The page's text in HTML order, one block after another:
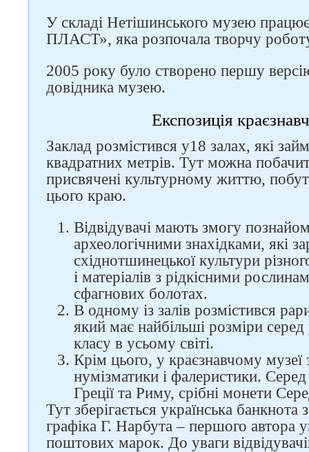
У складі Нетішинського музею
ПЛАСТ», яка розпочала творчу
2005 року було створено першу
довідника музею.
Експозиція
Заклад розмістився у18 залах, які
квадратних метрів. Тут можна
присвячені культурному життю,
цього краю.
Відвідувачі мають змогу
археологічними знахідками, які
східнотшинецької культури
і матеріалів з рідкісними
сфагнових болотах.
В одному із залів розмістився
який має найбільші розміри серед
класу в усьому світі.
Крім цього, у краєзнавчому музеї
нумізматики і фалеристики.
Греції та Риму, срібні монети
Тут зберігається українська
графіка Г. Нарбута – першого автора
поштових марок. До уваги
Слідкуйте за нами в
соцмережах